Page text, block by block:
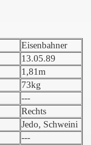
Eisenbahner
13.05.89
1,81m
73kg
---
Rechts
Jedo, Schweini
---